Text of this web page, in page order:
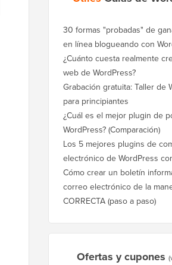
30 formas "probadas" de
en línea blogueando con
¿Cuánto cuesta realmente
web de WordPress?
Grabación gratuita: Taller de
para principiantes
¿Cuál es el mejor plugin de
WordPress? (Comparación)
Los 5 mejores plugins de
electrónico de WordPress
Cómo crear un boletín
correo electrónico de la
CORRECTA (paso a paso)
Ofertas y cupones